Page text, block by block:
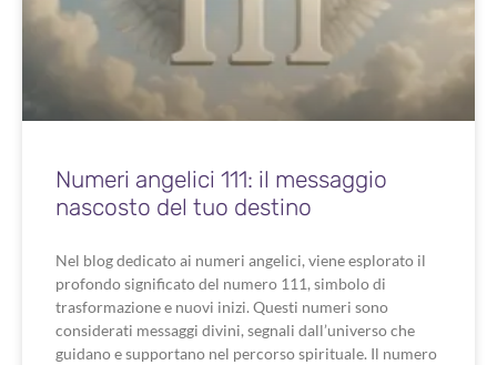
Numeri angelici 111: il messaggio
nascosto del tuo destino
Nel blog dedicato ai numeri angelici, viene esplorato il
profondo significato del numero 111, simbolo di
trasformazione e nuovi inizi. Questi numeri sono
considerati messaggi divini, segnali dall’universo che
guidano e supportano nel percorso spirituale. Il numero